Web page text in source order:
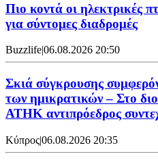
Πιο κοντά οι ηλεκτρικές
για σύντομες διαδρομές
Buzzlife|06.08.2026 20:50
Σκιά σύγκρουσης
των ημικρατικών – Στο
ΑΤΗΚ αντιπρόεδρος
Κύπρος|06.08.2026 20:35